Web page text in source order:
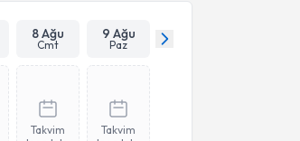
8 Ağu
Cmt
9 Ağu
Paz
Takvim
Takvim